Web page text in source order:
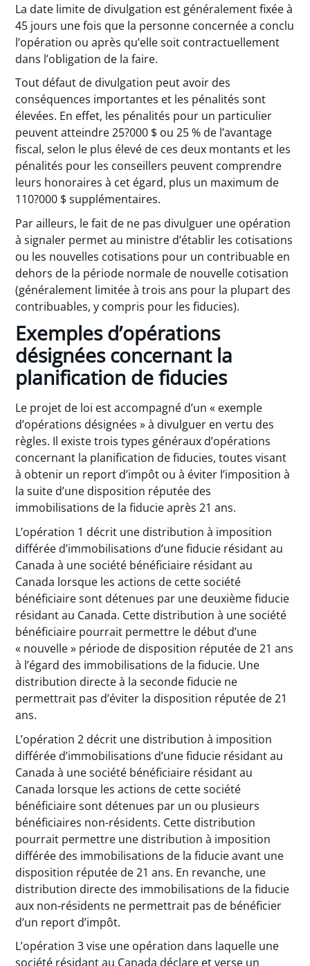
La date limite de divulgation est généralement fixée à
45 jours une fois que la personne concernée a conclu
l’opération ou après qu’elle soit contractuellement
dans l’obligation de la faire.
Tout défaut de divulgation peut avoir des
conséquences importantes et les pénalités sont
élevées. En effet, les pénalités pour un particulier
peuvent atteindre 25?000 $ ou 25 % de l’avantage
fiscal, selon le plus élevé de ces deux montants et les
pénalités pour les conseillers peuvent comprendre
leurs honoraires à cet égard, plus un maximum de
110?000 $ supplémentaires.
Par ailleurs, le fait de ne pas divulguer une opération
à signaler permet au ministre d’établir les cotisations
ou les nouvelles cotisations pour un contribuable en
dehors de la période normale de nouvelle cotisation
(généralement limitée à trois ans pour la plupart des
contribuables, y compris pour les fiducies).
Exemples d’opérations
désignées concernant la
planification de fiducies
Le projet de loi est accompagné d’un « exemple
d’opérations désignées » à divulguer en vertu des
règles. Il existe trois types généraux d’opérations
concernant la planification de fiducies, toutes visant
à obtenir un report d’impôt ou à éviter l’imposition à
la suite d’une disposition réputée des
immobilisations de la fiducie après 21 ans.
L’opération 1 décrit une distribution à imposition
différée d’immobilisations d’une fiducie résidant au
Canada à une société bénéficiaire résidant au
Canada lorsque les actions de cette société
bénéficiaire sont détenues par une deuxième fiducie
résidant au Canada. Cette distribution à une société
bénéficiaire pourrait permettre le début d’une
« nouvelle » période de disposition réputée de 21 ans
à l’égard des immobilisations de la fiducie. Une
distribution directe à la seconde fiducie ne
permettrait pas d’éviter la disposition réputée de 21
ans.
L’opération 2 décrit une distribution à imposition
différée d’immobilisations d’une fiducie résidant au
Canada à une société bénéficiaire résidant au
Canada lorsque les actions de cette société
bénéficiaire sont détenues par un ou plusieurs
bénéficiaires non-résidents. Cette distribution
pourrait permettre une distribution à imposition
différée des immobilisations de la fiducie avant une
disposition réputée de 21 ans. En revanche, une
distribution directe des immobilisations de la fiducie
aux non-résidents ne permettrait pas de bénéficier
d’un report d’impôt.
L’opération 3 vise une opération dans laquelle une
société résidant au Canada déclare et verse un